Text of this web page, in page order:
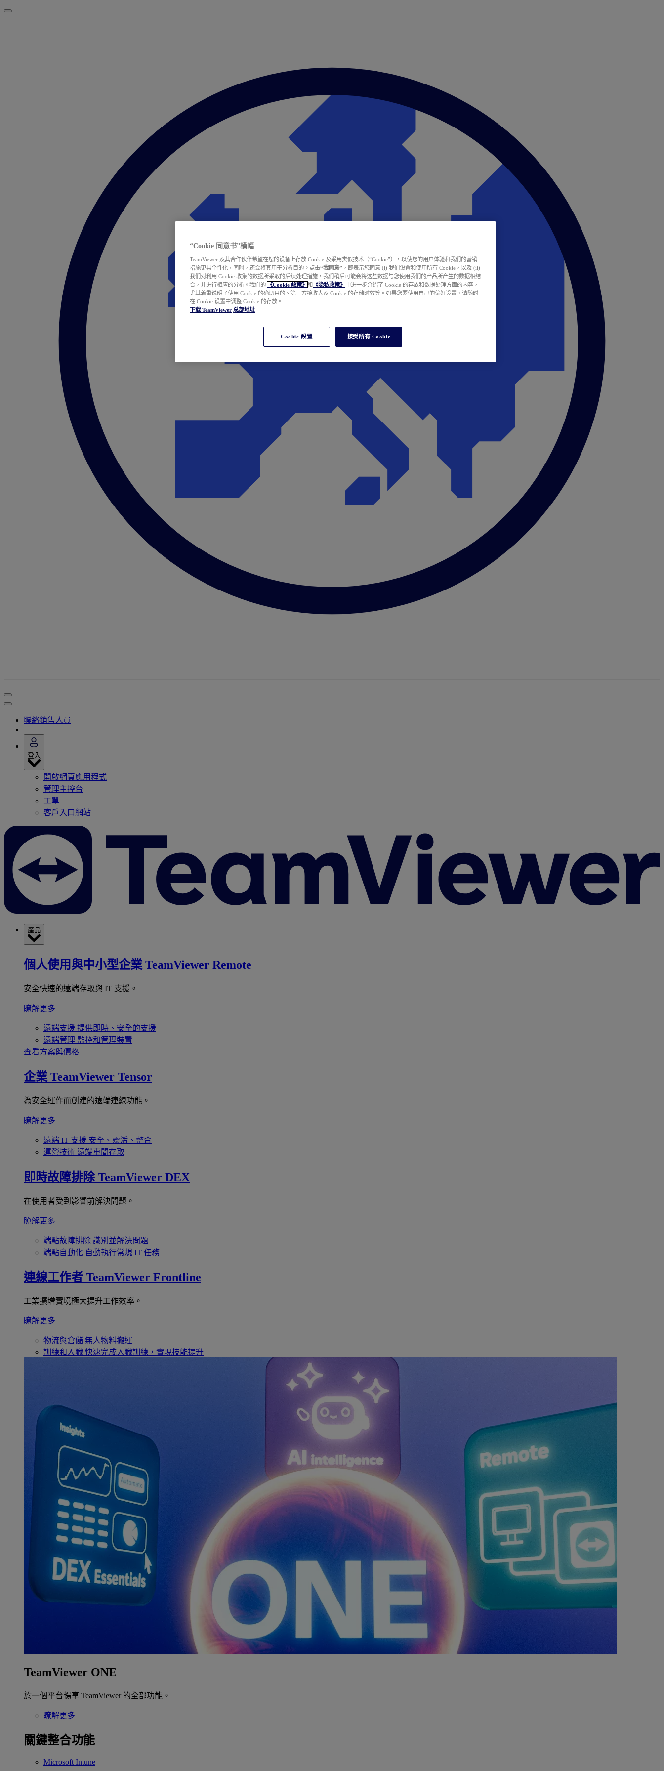
聯絡銷售人員
登入
開啟網頁應用程式
管理主控台
工單
客戶入口網站
產品
個人使用與中小型企業 TeamViewer Remote
安全快速的遠端存取與 IT 支援。
瞭解更多
遠端支援 提供即時、安全的支援
遠端管理 監控和管理裝置
查看方案與價格
企業 TeamViewer Tensor
為安全運作而創建的遠端連線功能。
瞭解更多
遠端 IT 支援 安全、靈活、整合
運營技術 遠端車間存取
即時故障排除 TeamViewer DEX
在使用者受到影響前解決問題。
瞭解更多
端點故障排除 識別並解決問題
端點自動化 自動執行常規 IT 任務
連線工作者 TeamViewer Frontline
工業擴增實境極大提升工作效率。
瞭解更多
物流與倉儲 無人物料搬運
訓練和入職 快速完成入職訓練，實現技能提升
TeamViewer ONE
於一個平台暢享 TeamViewer 的全部功能。
瞭解更多
關鍵整合功能
Microsoft Intune
“Cookie 同意书”横幅
TeamViewer 及其合作伙伴希望在您的设备上存放 Cookie 及采用类似技术（“Cookie”），以使您的用户体验和我们的营销
措施更具个性化，同时，还会将其用于分析目的。点击“我同意” ，即表示您同意 (i) 我们设置和使用所有 Cookie，以及 (ii)
我们对利用 Cookie 收集的数据所采取的后续处理措施，我们稍后可能会将这些数据与您使用我们的产品所产生的数据相结
合，并进行相应的分析。我们的
《Cookie 政策》 和 《隐私政策》 中进一步介绍了 Cookie 的存放和数据处理方面的内容，
尤其着重说明了使用 Cookie 的确切目的、第三方接收人及 Cookie 的存储时效等。如果您要使用自己的偏好设置，请随时
在 Cookie 设置中调整 Cookie 的存放。
下载 TeamViewer 总部地址
Cookie 設置 接受所有 Cookie